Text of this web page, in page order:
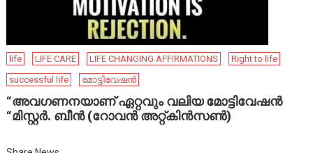
life LIFE CARE LIFE CHANGING AFFIRMATIONS
Right to life
successful life
മോട്ടിവേഷൻ
“അവഗണനയാണ് ഏറ്റവും വലിയ മോട്ടിവേഷൻ
“മിസ്റ്റർ. ബീൻ (റോവൻ അറ്റ്കിൻസൺ)